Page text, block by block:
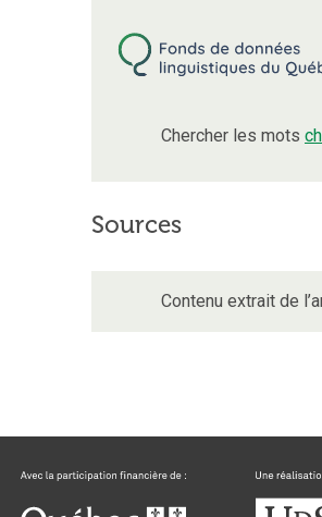
Chercher les mots
Sources
Contenu extrait de